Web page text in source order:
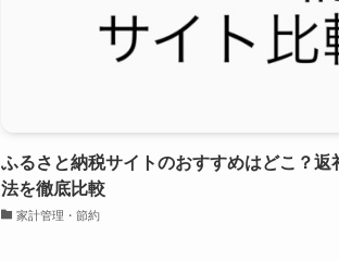
ふるさと納税サイトのおすすめはどこ？返
法を徹底比較
家計管理・節約